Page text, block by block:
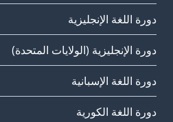
دورة اللغة الإنجليزية
دورة الإنجليزية (الولايات المتحدة)
دورة اللغة الإسبانية
دورة اللغة الكورية